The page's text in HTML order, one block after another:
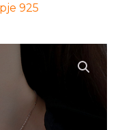
925